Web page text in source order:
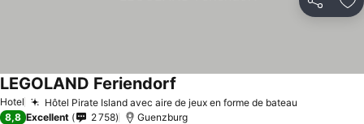
Partager
Hotel Hôtel Pirate Island avec aire de jeux en forme de bateau
LEGOLAND Feriendorf
8,8 Excellent 2 758 Guenzburg